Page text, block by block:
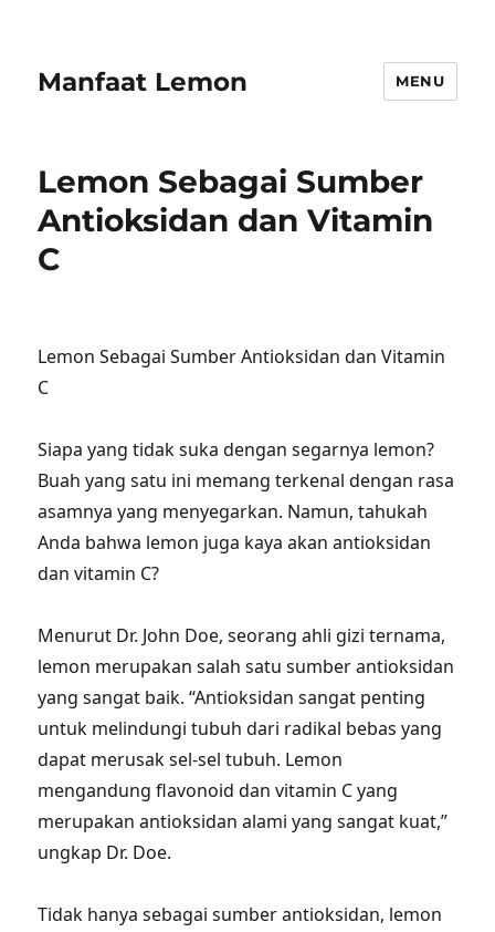
Manfaat Lemon MENU
Lemon Sebagai Sumber
Antioksidan dan Vitamin
C
Lemon Sebagai Sumber Antioksidan dan Vitamin
C
Siapa yang tidak suka dengan segarnya lemon?
Buah yang satu ini memang terkenal dengan rasa
asamnya yang menyegarkan. Namun, tahukah
Anda bahwa lemon juga kaya akan antioksidan
dan vitamin C?
Menurut Dr. John Doe, seorang ahli gizi ternama,
lemon merupakan salah satu sumber antioksidan
yang sangat baik. “Antioksidan sangat penting
untuk melindungi tubuh dari radikal bebas yang
dapat merusak sel-sel tubuh. Lemon
mengandung flavonoid dan vitamin C yang
merupakan antioksidan alami yang sangat kuat,”
ungkap Dr. Doe.
Tidak hanya sebagai sumber antioksidan, lemon